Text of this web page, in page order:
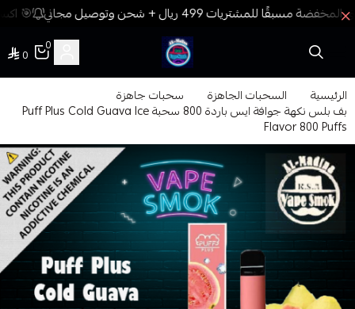
🎯
فيب المدينة
0
0
الرئيسية السحبات الجاهزة سحبات جاهزة
بف بلس نكهة جوافة ايس باردة 800 سحبة Puff Plus Cold Guava Ice
Flavor 800 Puffs